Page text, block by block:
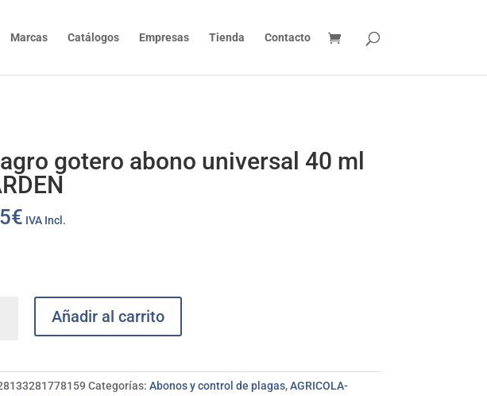
Marcas Catálogos Empresas Tienda Contacto
gotero abono universal 40 ml
€ IVA Incl.
Añadir al carrito
Categorías: Abonos y control de plagas,AGRICOLA-